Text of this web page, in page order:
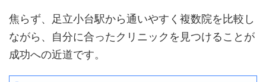
焦らず、足立小台駅から通いやすく複数院を比較し
ながら、自分に合ったクリニックを見つけることが
成功への近道です。